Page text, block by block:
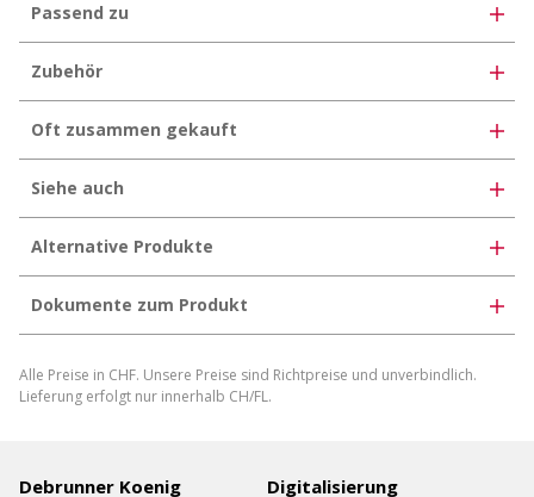
Passend zu
Zubehör
Oft zusammen gekauft
Siehe auch
Alternative Produkte
Dokumente zum Produkt
Produktdatenblatt individuell generieren
Alle Preise in CHF. Unsere Preise sind Richtpreise und unverbindlich.
Lieferung erfolgt nur innerhalb CH/FL.
Debrunner Koenig
Digitalisierung